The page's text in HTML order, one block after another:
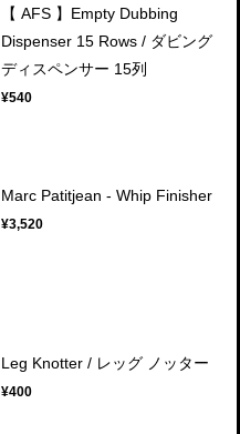
【 AFS 】Empty Dubbing
Dispenser 15 Rows / ダビング
ディスペンサー 15列
¥540
Marc Patitjean - Whip Finisher
¥3,520
Leg Knotter / レッグ ノッター
¥400